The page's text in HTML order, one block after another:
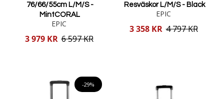
76/66/55cm L/M/S -
MintCORAL
EPIC
Reducerat
3 979 KR 6 597 KR
Resväskor L/M/S - Black
EPIC
Reducerat
3 358 KR 4 797 KR
-29%